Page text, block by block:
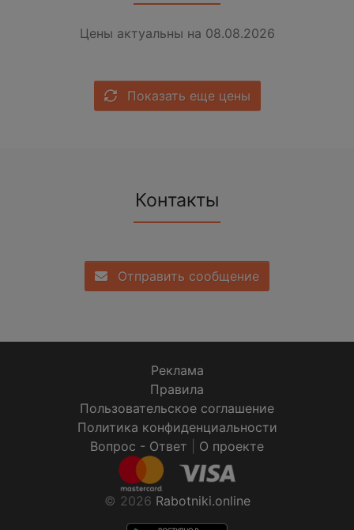
Цены актуальны на 08.08.2026
Показать еще цены
Контакты
Отправить сообщение
Реклама
Правила
Пользовательское соглашение
Политика конфиденциальности
Вопрос - Ответ
О проекте
© 2026 Rabotniki.online